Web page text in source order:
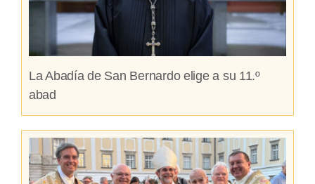
La Abadía de San Bernardo elige a su 11.º
abad